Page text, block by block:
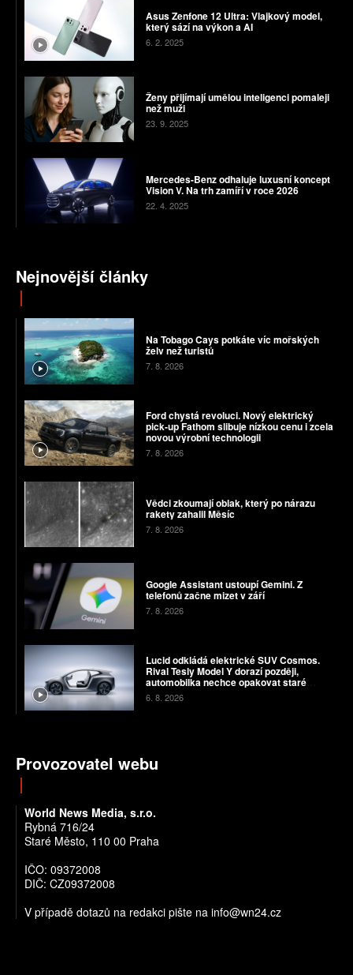
Asus Zenfone 12 Ultra: Vlajkový model,
který sází na výkon a AI
6. 2. 2025
Ženy přijímají umělou inteligenci pomaleji
než muži
23. 9. 2025
Mercedes-Benz odhaluje luxusní koncept
Vision V. Na trh zamíří v roce 2026
22. 4. 2025
Nejnovější články
Na Tobago Cays potkáte víc mořských
želv než turistů
7. 8. 2026
Ford chystá revoluci. Nový elektrický
pick-up Fathom slibuje nízkou cenu i zcela
novou výrobní technologii
7. 8. 2026
Vědci zkoumají oblak, který po nárazu
rakety zahalil Měsíc
7. 8. 2026
Google Assistant ustoupí Gemini. Z
telefonů začne mizet v září
7. 8. 2026
Lucid odkládá elektrické SUV Cosmos.
Rival Tesly Model Y dorazí později,
automobilka nechce opakovat staré
chyby
6. 8. 2026
Provozovatel webu
World News Media, s.r.o.
Rybná 716/24
Staré Město, 110 00 Praha
IČO: 09372008
DIČ: CZ09372008
V případě dotazů na redakci pište na info@wn24.cz